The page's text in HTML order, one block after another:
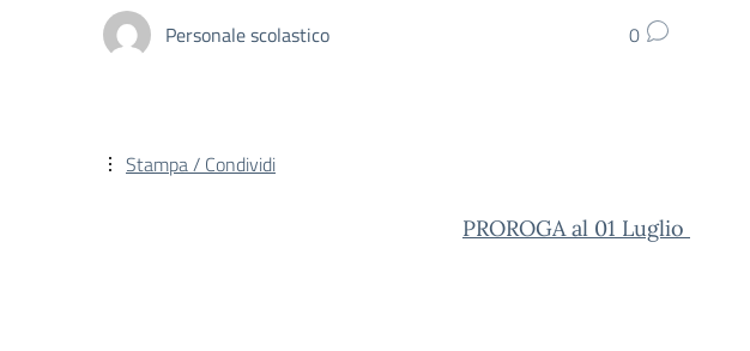
Personale scolastico 0
PROROGA al 01 Luglio
Stampa / Condividi